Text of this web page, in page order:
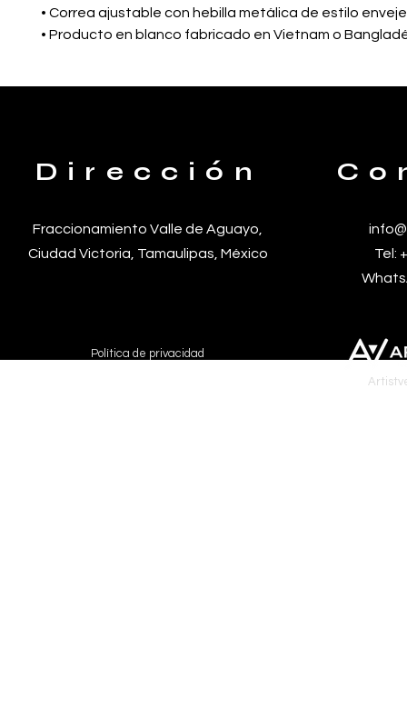
• Correa ajustable con hebilla metálica de estilo
• Producto en blanco fabricado en Vietnam o
Dirección
Fraccionamiento Valle de Aguayo,
Ciudad Victoria, Tamaulipas, México
Política de privacidad
Tel: